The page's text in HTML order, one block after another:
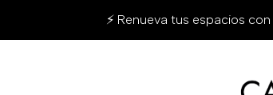
⚡ Renueva tus espacios